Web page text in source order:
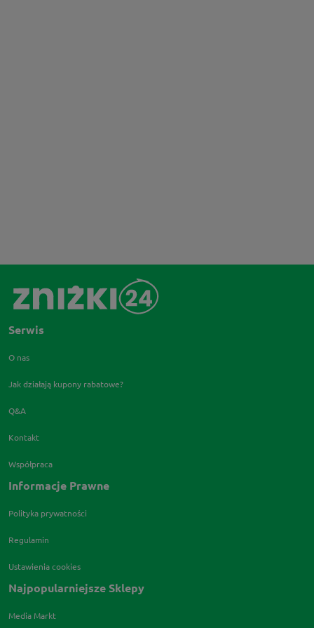
Serwis
O nas
Jak działają kupony rabatowe?
Q&A
Kontakt
Współpraca
Informacje Prawne
Polityka prywatności
Regulamin
Ustawienia cookies
Najpopularniejsze Sklepy
Media Markt